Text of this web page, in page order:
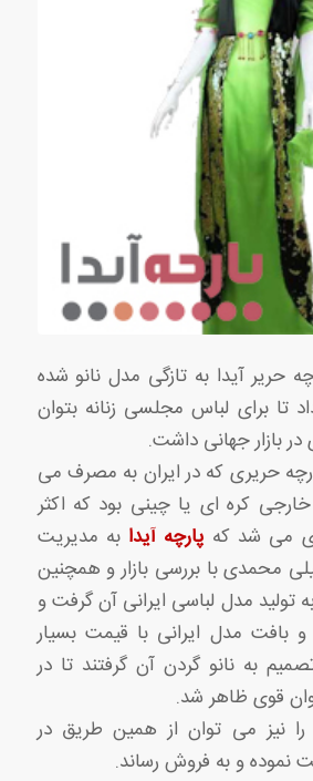
حریر آیدا به تازگی مدل نانو شده
تا برای لباس مجلسی زنانه بتوان
در بازار جهانی داشت.
سال 95 پارچه حریری که در ایران به مصرف می
کره ای یا چینی بود که اکثر
می شد که پارچه آیدا به مدیریت
محمدی با بررسی بازار و همچنین
تولید مدل لباسی ایرانی آن گرفت و
بافت مدل ایرانی با قیمت بسیار
به نانو گردن آن گرفتند تا در
قوی ظاهر شد.
را نیز می توان از همین طریق در
نموده و به فروش رساند.